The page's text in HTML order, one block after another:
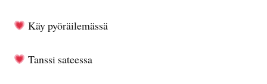
Käy pyöräilemässä
Tanssi sateessa